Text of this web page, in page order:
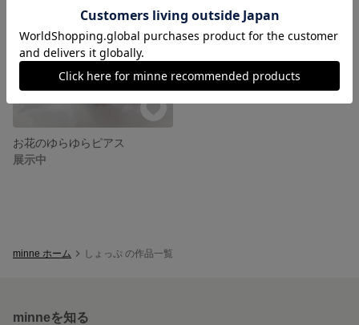
お花のゆらゆらピアス
展示中
minne ホーム しょっぷ の作品一覧
minneを知る